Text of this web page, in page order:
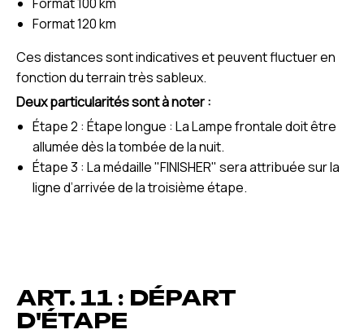
Format 120 km
Ces distances sont indicatives et peuvent fluctuer en
fonction du terrain très sableux.
Deux particularités sont à noter :
Étape 2 : Étape longue : La Lampe frontale doit être
allumée dès la tombée de la nuit.
Étape 3 : La médaille "FINISHER" sera attribuée sur la
ligne d’arrivée de la troisième étape.
ART. 11 : DÉPART
D'ÉTAPE